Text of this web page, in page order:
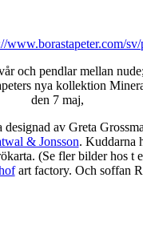
www.borastapeter.com/sv/
och pendlar mellan
nya kollektion
den 7 maj,
designad av Greta
& Jonsson. Kuddarna
(Se fler bilder hos t
art factory. Och soffan